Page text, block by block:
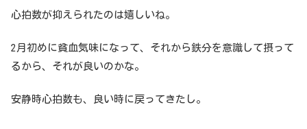
心拍数が抑えられたのは嬉しいね。
2月初めに貧血気味になって、それから鉄分を意識して摂って
るから、それが良いのかな。
安静時心拍数も、良い時に戻ってきたし。